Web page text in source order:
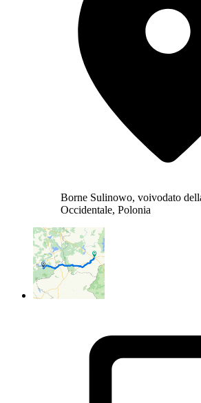
Borne Sulinowo, voivodato
Occidentale, Polonia